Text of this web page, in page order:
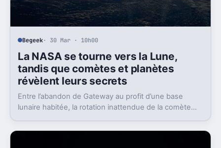
Begeek· 30 Mar · 10h00
La NASA se tourne vers la Lune,
tandis que comètes et planètes
révèlent leurs secrets
Entre l’abandon de Gateway au profit d’une base
lunaire habitée, la rotation inattendue de la comète
Webb, l’actualité spatiale offre un panorama fascinant